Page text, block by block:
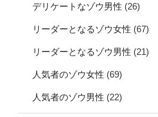
デリケートなゾウ男性 (26)
リーダーとなるゾウ女性 (67)
リーダーとなるゾウ男性 (21)
人気者のゾウ女性 (69)
人気者のゾウ男性 (22)